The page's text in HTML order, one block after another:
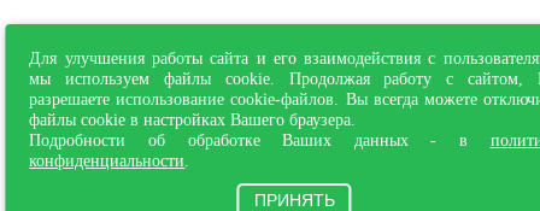
Для улучшения работы сайта и его взаимодействия с
мы используем файлы cookie. Продолжая работу с сайтом,
разрешаете использование cookie-файлов. Вы всегда можете
файлы cookie в настройках Вашего браузера.
Подробности об обработке Ваших данных - в
конфиденциальности
ПРИНЯТЬ